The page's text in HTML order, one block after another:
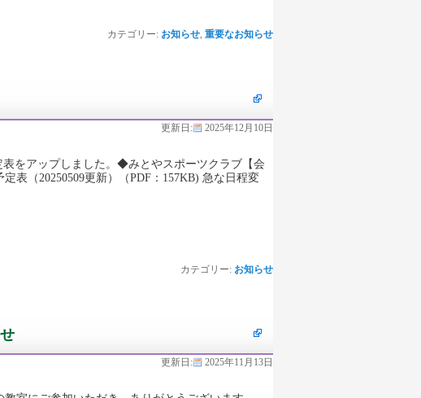
カテゴリー: お知らせ, 重要なお知らせ
更新日: 2025年12月10日
をアップしました。◆みとやスポーツクラブ【会
表（20250509更新）（PDF：157KB) 急な日程変
カテゴリー: お知らせ
更新日: 2025年11月13日